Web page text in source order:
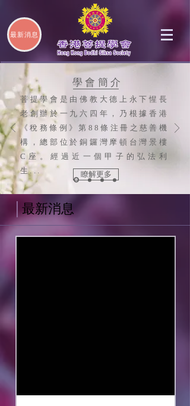
最新消息
學會簡介
瞭解更多
菩提學會是由佛教大德上永下惺長
老創辦於一九六四年，乃根據香港
《稅務條例》第88條注冊之慈善機
構，總部位於銅鑼灣摩頓台灣景樓
C座。經過近一個甲子的弘法利
生...
最新消息